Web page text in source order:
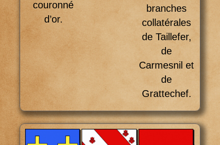
couronné
d’or.
branches
collatérales
de Taillefer,
de
Carmesnil et
de
Grattechef.